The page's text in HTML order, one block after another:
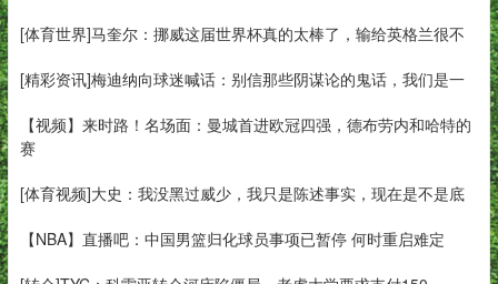
[体育世界]马奎尔：挪威这届世界杯真的太棒了，输给英格兰很不
[精彩资讯]梅迪纳向球迷喊话：别信那些阴谋论的鬼话，我们是一
【视频】来时路！名场面：曼城首进欧冠四强，德布劳内和哈特的
赛
[体育视频]大史：我没黑过威少，我只是陈述事实，现在是不是底
【NBA】直播吧：中国男篮归化球员事项已暂停 何时重启难定